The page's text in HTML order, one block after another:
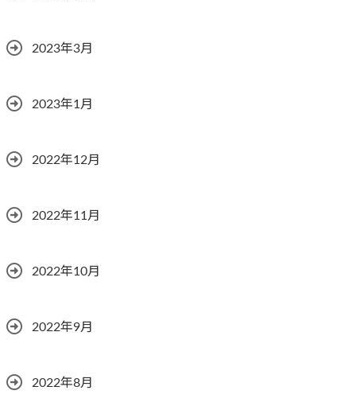
2023年3月
2023年1月
2022年12月
2022年11月
2022年10月
2022年9月
2022年8月